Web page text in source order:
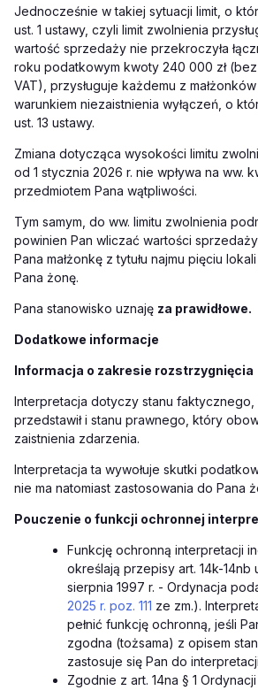
Jednocześnie w takiej sytuacji limit, o
ust. 1 ustawy, czyli limit zwolnienia
wartość sprzedaży nie przekroczyła
roku podatkowym kwoty 240 000 zł
VAT), przysługuje każdemu z
warunkiem niezaistnienia wyłączeń, o
ust. 13 ustawy.
Zmiana dotycząca wysokości limitu
od 1 stycznia 2026 r. nie wpływa na ww.
przedmiotem Pana wątpliwości.
Tym samym, do ww. limitu zwolnienia
powinien Pan wliczać wartości
Pana małżonkę z tytułu najmu pięciu
Pana żonę.
Pana stanowisko uznaję za prawidłowe.
Dodatkowe informacje
Informacja o zakresie rozstrzygnięcia
Interpretacja dotyczy stanu faktycznego,
przedstawił i stanu prawnego, który
zaistnienia zdarzenia.
Interpretacja ta wywołuje skutki
nie ma natomiast zastosowania do Pana
Pouczenie o funkcji ochronnej
Funkcję ochronną interpretacji
określają przepisy art. 14k-14nb
sierpnia 1997 r. - Ordynacja
2025 r. poz. 111 ze zm.).
pełnić funkcję ochronną, jeśli
zgodna (tożsama) z opisem
zastosuje się Pan do
Zgodnie z art. 14na § 1